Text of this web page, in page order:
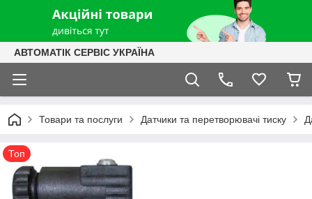
АВТОМАТІК СЕРВІС УКРАЇНА
Товари та послуги Датчики та перетворювачі тиску
Топ